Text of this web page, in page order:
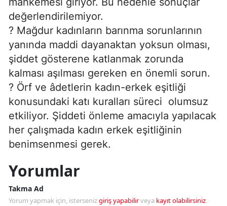
değerlendirilemiyor.
? Mağdur kadınların barınma sorunlarının
yanında maddi dayanaktan yoksun olması,
şiddet gösterene katlanmak zorunda
kalması aşılması gereken en önemli sorun.
? Örf ve âdetlerin kadın-erkek eşitliği
konusundaki katı kuralları süreci olumsuz
etkiliyor. Şiddeti önleme amacıyla yapılacak
her çalışmada kadın erkek eşitliğinin
benimsenmesi gerek.
Yorumlar
Takma Ad
Yorum yapmak için, istersenizgiriş yapabilirveya kayıt olabilirsiniz.